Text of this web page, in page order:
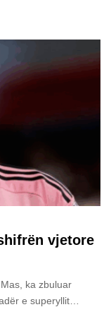
vjetore
ka zbuluar
e superyllit…